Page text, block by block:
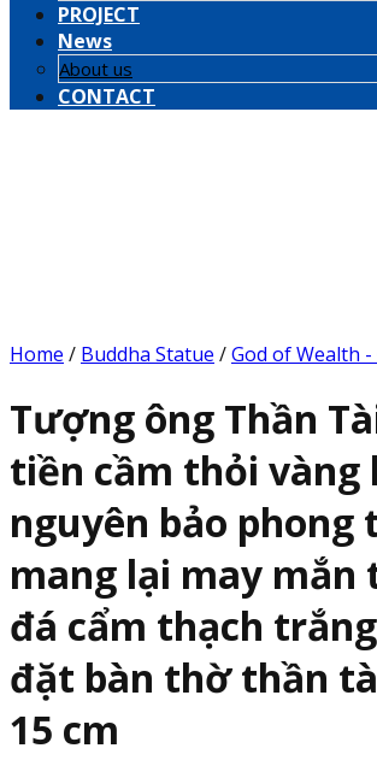
PROJECT
News
About us
CONTACT
Home / Buddha Statue /God of Wealth -
Tượng ông Thần
tiền cầm thỏi vàng
nguyên bảo phong
mang lại may mắn
đá cẩm thạch
đặt bàn thờ thần
15 cm